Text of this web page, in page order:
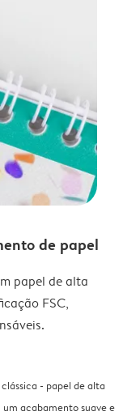
de papel
papel de alta
FSC,
- papel de alta
acabamento suave e